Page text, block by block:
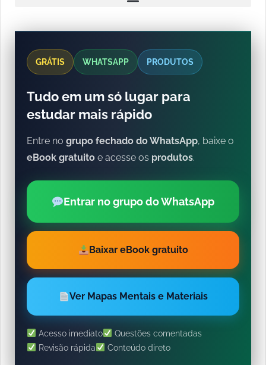
GRÁTIS WHATSAPP PRODUTOS
Tudo em um só lugar para
estudar mais rápido
Entre no grupo fechado do WhatsApp, baixe o
eBook gratuito e acesse os produtos.
Entrar no grupo do WhatsApp
Baixar eBook gratuito
Ver Mapas Mentais e Materiais
Acesso imediato
Questões comentadas
Revisão rápida
Conteúdo direto